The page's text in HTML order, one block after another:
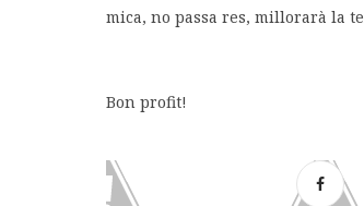
mica, no passa res, millorarà la
Bon profit!